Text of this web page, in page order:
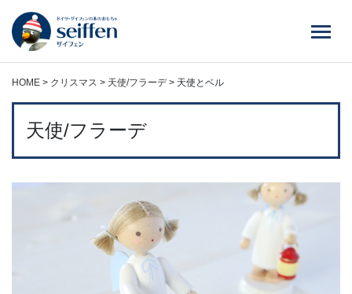
ン
HOME > クリスマス > 天使/フラーデ> 天使とベル
天使/フラーデ